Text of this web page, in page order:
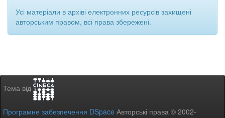
Усі матеріали в архіві електронних ресурсів захищені
авторським правом, всі права збережені.
Тема від
Програмне забезпечення DSpace Авторські права © 2002-